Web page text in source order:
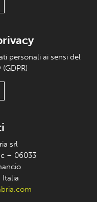
personali ai sensi del
srl
– 06033
Italia